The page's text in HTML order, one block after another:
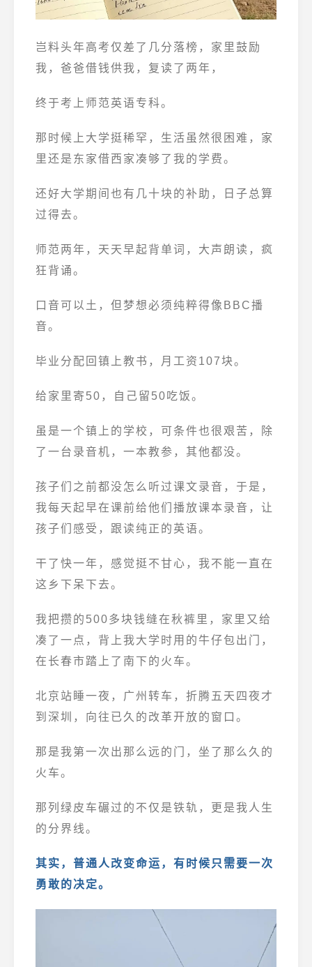
岂料头年高考仅差了几分落榜，家里鼓励
我，爸爸借钱供我，复读了两年，
终于考上师范英语专科。
那时候上大学挺稀罕，生活虽然很困难，家
里还是东家借西家凑够了我的学费。
还好大学期间也有几十块的补助，日子总算
过得去。
师范两年，天天早起背单词，大声朗读，疯
狂背诵。
口音可以土，但梦想必须纯粹得像BBC播
音。
毕业分配回镇上教书，月工资107块。
给家里寄50，自己留50吃饭。
虽是一个镇上的学校，可条件也很艰苦，除
了一台录音机，一本教参，其他都没。
孩子们之前都没怎么听过课文录音，于是，
我每天起早在课前给他们播放课本录音，让
孩子们感受，跟读纯正的英语。
干了快一年，感觉挺不甘心，我不能一直在
这乡下呆下去。
我把攒的500多块钱缝在秋裤里，家里又给
凑了一点，背上我大学时用的牛仔包出门，
在长春市踏上了南下的火车。
北京站睡一夜，广州转车，折腾五天四夜才
到深圳，向往已久的改革开放的窗口。
那是我第一次出那么远的门，坐了那么久的
火车。
那列绿皮车碾过的不仅是铁轨，更是我人生
的分界线。
其实，普通人改变命运，有时候只需要一次
勇敢的决定。